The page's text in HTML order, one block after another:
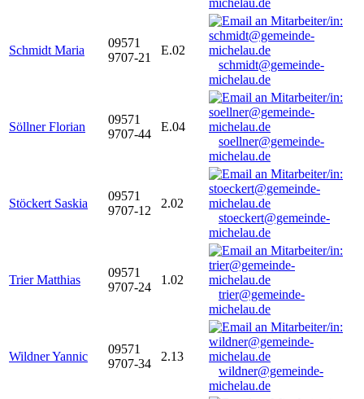
michelau.de
Schmidt Maria
09571
9707-21
E.02
schmidt@gemeinde-
michelau.de
Söllner Florian
09571
9707-44
E.04
soellner@gemeinde-
michelau.de
Stöckert Saskia
09571
9707-12
2.02
stoeckert@gemeinde-
michelau.de
Trier Matthias
09571
9707-24
1.02
trier@gemeinde-
michelau.de
Wildner Yannic
09571
9707-34
2.13
wildner@gemeinde-
michelau.de